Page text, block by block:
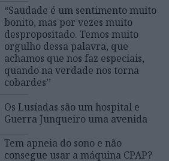
“Saudade é um sentimento muito
bonito, mas por vezes muito
despropositado. Temos muito
orgulho dessa palavra, que
achamos que nos faz especiais,
quando na verdade nos torna
cobardes’’
Os Lusíadas são um hospital e
Guerra Junqueiro uma avenida
Tem apneia do sono e não
consegue usar a máquina CPAP?